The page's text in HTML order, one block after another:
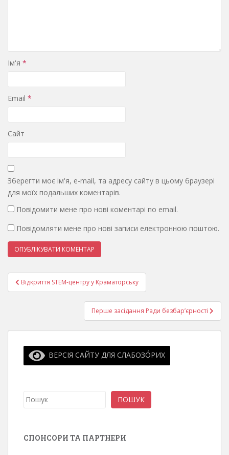
Ім'я *
Email *
Сайт
Зберегти моє ім'я, e-mail, та адресу сайту в цьому браузері
для моїх подальших коментарів.
Повідомити мене про нові коментарі по email.
Повідомляти мене про нові записи електронною поштою.
Навігація
записів
Відкриття STEM-центру у Краматорську
Перше засідання Ради безбар’єрності
ВЕРСІЯ САЙТУ ДЛЯ СЛАБОЗО́РИХ
Пошук ПОШУК
СПОНСОРИ ТА ПАРТНЕРИ